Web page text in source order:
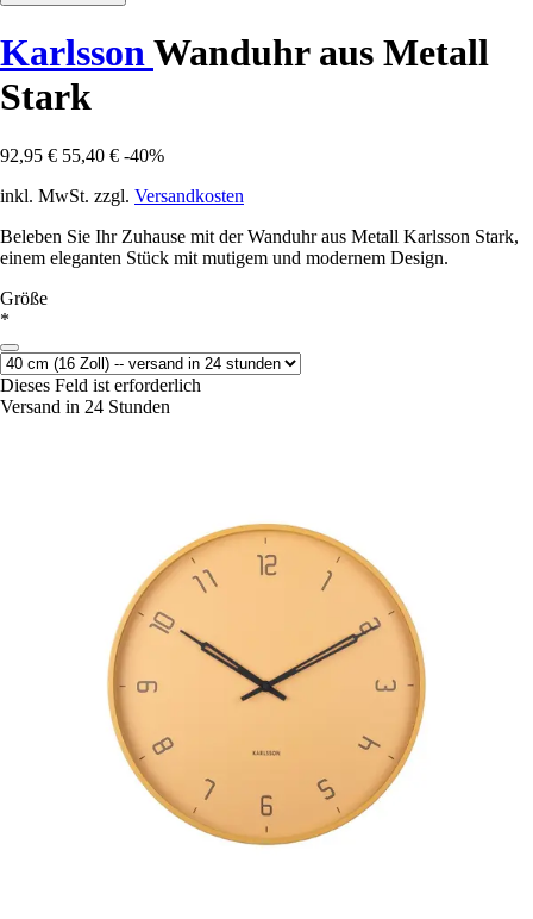
KarlssonWanduhr aus Metall
Stark
92,95 € 55,40 € -40%
inkl. MwSt. zzgl. Versandkosten
Beleben Sie Ihr Zuhause mit der Wanduhr aus Metall Karlsson Stark,
einem eleganten Stück mit mutigem und modernem Design.
Größe
*
Dieses Feld ist erforderlich
Versand in 24 Stunden